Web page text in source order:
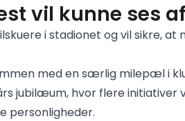
vil kunne ses
i stadionet og vil sikre, at
med en særlig milepæl i
jubilæum, hvor flere initiativer
personligheder.